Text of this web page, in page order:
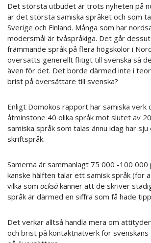
Det största utbudet är trots nyheten på
är det största samiska språket och som
Sverige och Finland. Många som har
modersmål är tvåspråkiga. Det går
främmande språk på flera högskolor i
översätts generellt flitigt till svenska så
även för det. Det borde därmed inte i
brist på översättare till svenska?
Enligt Domokos rapport har samiska verk
åtminstone 40 olika språk mot slutet av
samiska språk som talas ännu idag har
skriftspråk.
Samerna är sammanlagt 75 000 -100
kanske hälften talar ett samisk språk (för
vilka som också känner att de skriver
språk är därmed en siffra som få hade
Det verkar alltså handla mera om
och brist på kontaktnätverk för